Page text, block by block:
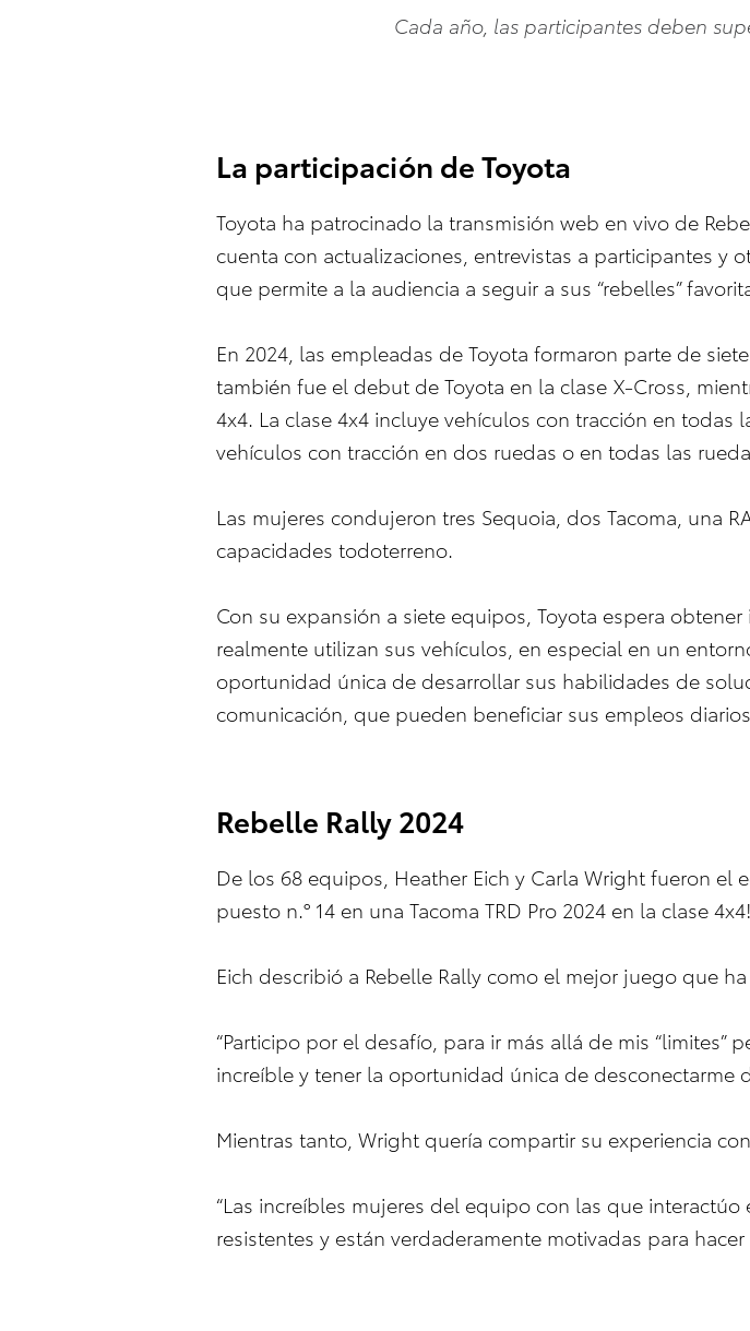
Cada año, las participantes deben
La participación de Toyota
Toyota ha patrocinado la transmisión web en vivo de
cuenta con actualizaciones, entrevistas a participantes
que permite a la audiencia a seguir a sus “rebelles”
En 2024, las empleadas de Toyota formaron parte de
también fue el debut de Toyota en la clase X-Cross,
4x4. La clase 4x4 incluye vehículos con tracción en
vehículos con tracción en dos ruedas o en todas las
Las mujeres condujeron tres Sequoia, dos Tacoma, una
capacidades todoterreno.
Con su expansión a siete equipos, Toyota espera
realmente utilizan sus vehículos, en especial en un
oportunidad única de desarrollar sus habilidades de
comunicación, que pueden beneficiar sus empleos
Rebelle Rally 2024
De los 68 equipos, Heather Eich y Carla Wright fueron el
puesto n.° 14 en una Tacoma TRD Pro 2024 en la clase
Eich describió a Rebelle Rally como el mejor juego que
“Participo por el desafío, para ir más allá de mis
increíble y tener la oportunidad única de desconectarme
Mientras tanto, Wright quería compartir su experiencia
“Las increíbles mujeres del equipo con las que interactúo
resistentes y están verdaderamente motivadas para hacer